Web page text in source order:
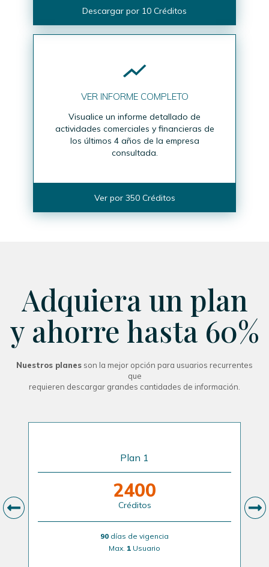
Descargar por 10 Créditos
VER INFORME COMPLETO
Visualice un informe detallado de
actividades comerciales y financieras de
los últimos 4 años de la empresa
consultada.
Ver por 350 Créditos
Adquiera un plan
y ahorre hasta 60%
Nuestros planes son la mejor opción para usuarios recurrentes
que
requieren descargar grandes cantidades de información.
Plan 1
2400
Créditos
90 días de vigencia
Max. 1 Usuario